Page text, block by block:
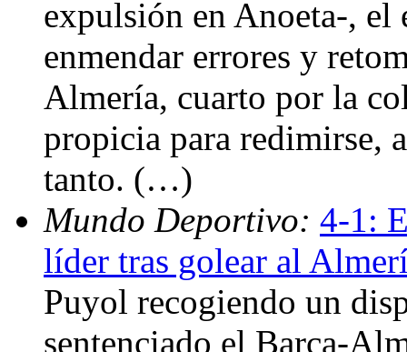
expulsión en Anoeta-, el
enmendar errores y
Almería, cuarto por la
propicia para redimirse,
tanto. (…)
Mundo Deportivo: 4-1:
líder tras golear al
Puyol recogiendo un
sentenciado el Barça-